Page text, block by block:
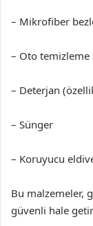
– Mikrofiber
– Oto temizleme
– Deterjan
– Sünger
– Koruyucu
Bu malzemeler,
güvenli hale